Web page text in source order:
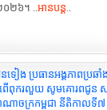
០២៦។ ..អានបន្ត..
ង ប្រធានអង្គភាពប្រឆាំ
អំពើពុករលួយ សូមគោរពជូន ស
ាណាចក្រកម្ពុជា នីតិកាលទី